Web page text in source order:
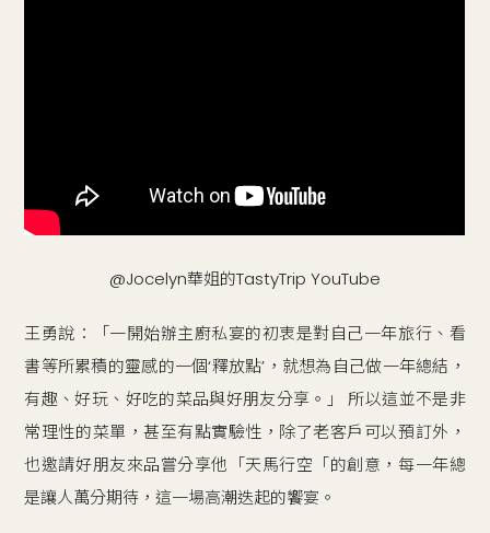
@Jocelyn華姐的TastyTrip YouTube
王勇說：「一開始辦主廚私宴的初衷是對自己一年旅行、看
書等所累積的靈感的一個‘釋放點’，就想為自己做一年總結，
有趣、好玩、好吃的菜品與好朋友分享。」 所以這並不是非
常理性的菜單，甚至有點實驗性，除了老客戶可以預訂外，
也邀請好朋友來品嘗分享他「天馬行空「的創意，每一年總
是讓人萬分期待，這一場高潮迭起的饗宴。